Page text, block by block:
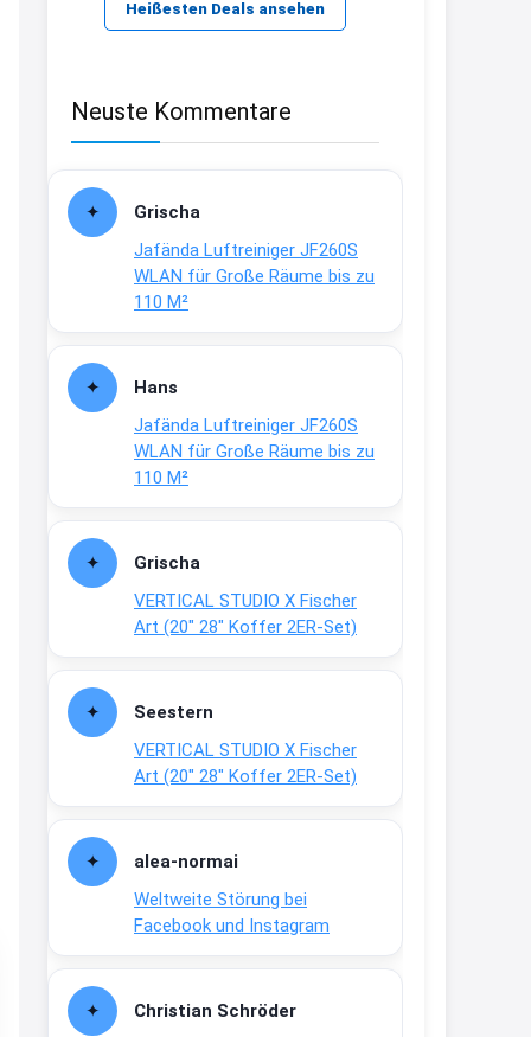
Heißesten Deals ansehen
Neuste Kommentare
Grischa
Jafända Luftreiniger JF260S
WLAN für Große Räume bis zu
110 M²
Hans
Jafända Luftreiniger JF260S
WLAN für Große Räume bis zu
110 M²
Grischa
VERTICAL STUDIO X Fischer
Art (20″ 28″ Koffer 2ER-Set)
Seestern
VERTICAL STUDIO X Fischer
Art (20″ 28″ Koffer 2ER-Set)
alea-normai
Weltweite Störung bei
Facebook und Instagram
Christian Schröder
↩
29.07www.haribo.com/de-
↩
Joachim
Ab diesem Jahr gibt es keine
Fielmann-Blinkis mehr / wurde
www.fielmann-
group.com/blinkis...
13:44
dich zu sehen, alles gut?
15:01
An 01.08. / Sensodyne Rabatt 3€
/ max. 15.000www.erlebe-
↩
www.meineapotheke.de/